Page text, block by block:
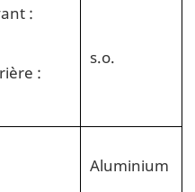
:
:
s.o.
Aluminium